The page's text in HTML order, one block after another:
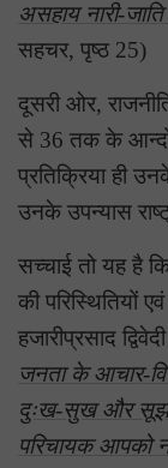
असहाय नारी-
सहचर, पृष्ठ 25)
दूसरी ओर,
से 36 तक के
प्रतिक्रिया ही
उनके उपन्यास
सच्चाई तो यह है
की परिस्थितियों
हजारीप्रसाद
जनता के आचार-
दुःख-सुख और सूझ-
परिचायक आपको